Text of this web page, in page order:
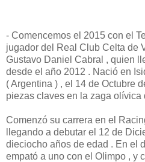
- Comencemos el 2015 con el
jugador del Real Club Celta de
Gustavo Daniel Cabral , quien
desde el año 2012 . Nació en
( Argentina ) , el 14 de Octubre
piezas claves en la zaga
Comenzó su carrera en el
llegando a debutar el 12 de
dieciocho años de edad . En el
empató a uno con el Olimpo , y